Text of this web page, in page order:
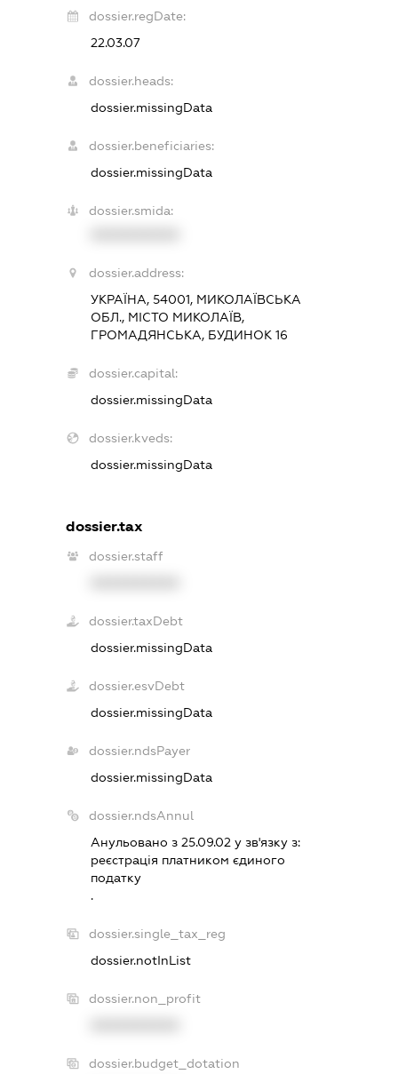
dossier.regDate:
22.03.07
dossier.heads:
dossier.missingData
dossier.beneficiaries:
dossier.missingData
dossier.smida:
dossier.address:
УКРАЇНА, 54001, МИКОЛАЇВСЬКА
ОБЛ., МІСТО МИКОЛАЇВ,
ГРОМАДЯНСЬКА, БУДИНОК 16
dossier.capital:
dossier.missingData
dossier.kveds:
dossier.missingData
dossier.tax
dossier.staff
dossier.taxDebt
dossier.missingData
dossier.esvDebt
dossier.missingData
dossier.ndsPayer
dossier.missingData
dossier.ndsAnnul
Анульовано з 25.09.02 у зв'язку з:
реєстрацiя платником єдиного
податку
.
dossier.single_tax_reg
dossier.notInList
dossier.non_profit
dossier.budget_dotation